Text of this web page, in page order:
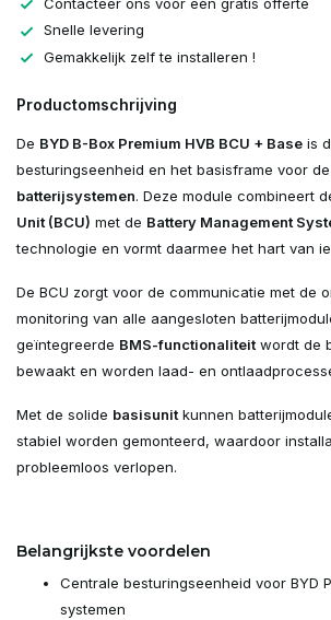
Snelle levering
Gemakkelijk zelf te installeren !
Productomschrijving
De BYD B-Box Premium HVB BCU + Base is
besturingseenheid en het basisframe voor de
batterijsystemen. Deze module combineert
Unit (BCU) met de Battery Management
technologie en vormt daarmee het hart van
De BCU zorgt voor de communicatie met de
monitoring van alle aangesloten
geïntegreerde BMS-functionaliteitwordt de
bewaakt en worden laad- en
Met de solide basisunitkunnen
stabiel worden gemonteerd, waardoor
probleemloos verlopen.
Belangrijkste voordelen
Centrale besturingseenheid voor BYD
systemen